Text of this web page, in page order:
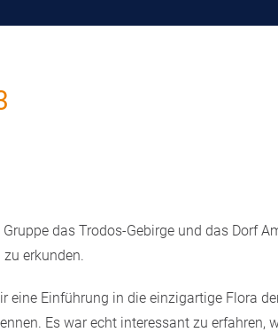
das Trodos-Gebirge und das Dorf
erkunden.
eine Einführung in die einzigartige Flora
Es war echt interessant zu